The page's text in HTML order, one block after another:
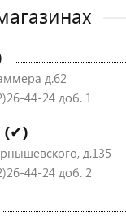
д.62
44-24 доб. 1
(✔)
д.135
44-24 доб. 2